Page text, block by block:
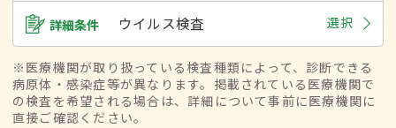
詳細条件 ウイルス検査 選択
※医療機関が取り扱っている検査種類によって、診断できる
病原体・感染症等が異なります。掲載されている医療機関で
の検査を希望される場合は、詳細について事前に医療機関に
直接ご確認ください。